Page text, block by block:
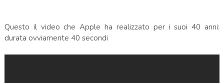
Questo il video che Apple ha realizzato per i suoi 40 anni:
durata ovviamente 40 secondi